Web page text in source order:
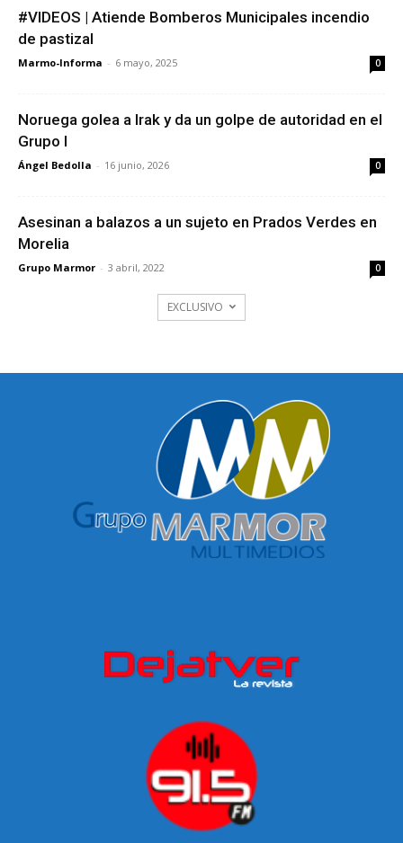
#VIDEOS | Atiende Bomberos Municipales incendio
de pastizal
Marmo-Informa - 6 mayo, 2025 0
Noruega golea a Irak y da un golpe de autoridad en el
Grupo I
Ángel Bedolla - 16 junio, 2026 0
Asesinan a balazos a un sujeto en Prados Verdes en
Morelia
Grupo Marmor - 3 abril, 2022 0
EXCLUSIVO